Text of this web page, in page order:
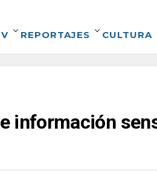
REPORTAJES CULTURA
información